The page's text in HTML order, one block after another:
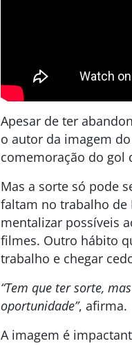
Apesar de ter
o autor da imagem
comemoração do gol
Mas a sorte só pode
faltam no trabalho de
mentalizar possíveis
filmes. Outro hábito
trabalho e chegar
“Tem que ter sorte,
oportunidade”, afirma.
A imagem é